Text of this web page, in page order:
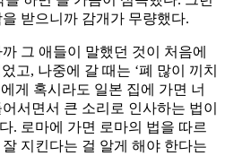
받으니까 감개가 무량했다.
그 애들이 말했던 것이 처음에
고, 나중에 갈 때는 ‘폐 많이 끼치
게 혹시라도 일본 집에 가면 너
서면서 큰 소리로 인사하는 법이
. 로마에 가면 로마의 법을 따르
지킨다는 걸 알게 해야 한다는